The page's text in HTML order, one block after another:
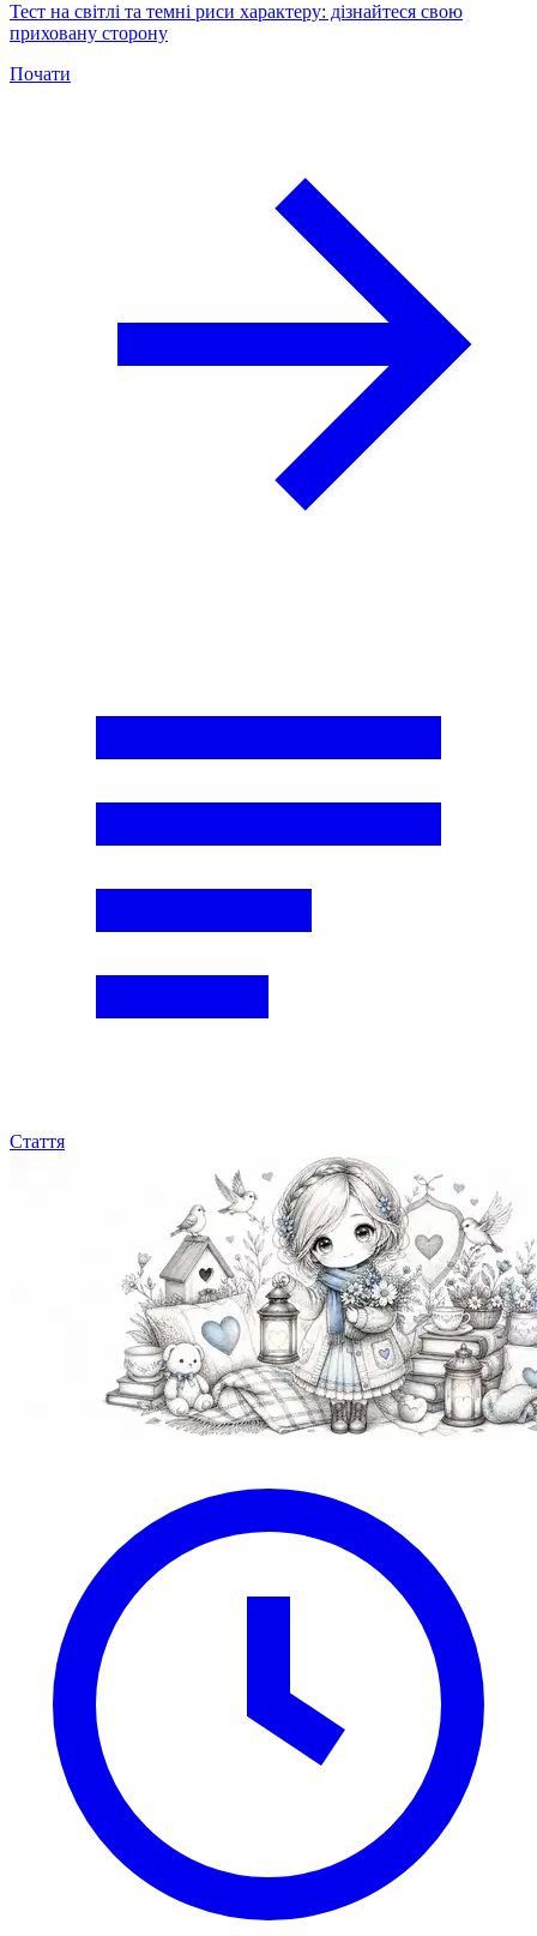
Тест на світлі та темні риси характеру: дізнайтеся свою
приховану сторону
Почати
Стаття